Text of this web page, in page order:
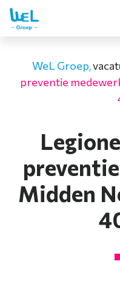
WeL Groep,
preventie
Midden